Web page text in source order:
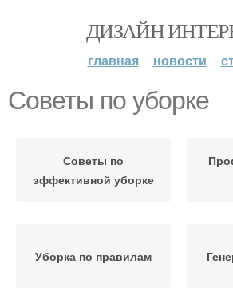
ДИЗАЙН
главная новости
Советы по уборке
Советы по
эффективной уборке
Уборка по правилам